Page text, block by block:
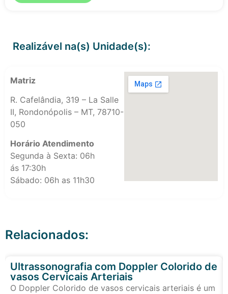
Realizável na(s) Unidade(s):
Matriz
R. Cafelândia, 319 – La Salle
II, Rondonópolis – MT, 78710-
050
Horário Atendimento
Segunda à Sexta: 06h
ás 17:30h
Sábado: 06h as 11h30
Relacionados:
Ultrassonografia com Doppler Colorido de
vasos Cervicais Arteriais
O Doppler Colorido de vasos cervicais arteriais é um